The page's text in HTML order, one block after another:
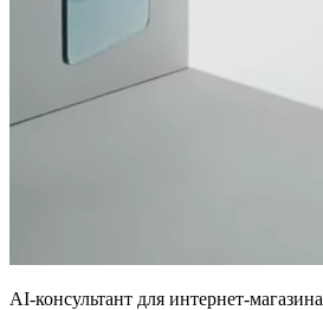
AI-консультант для интернет-магазина